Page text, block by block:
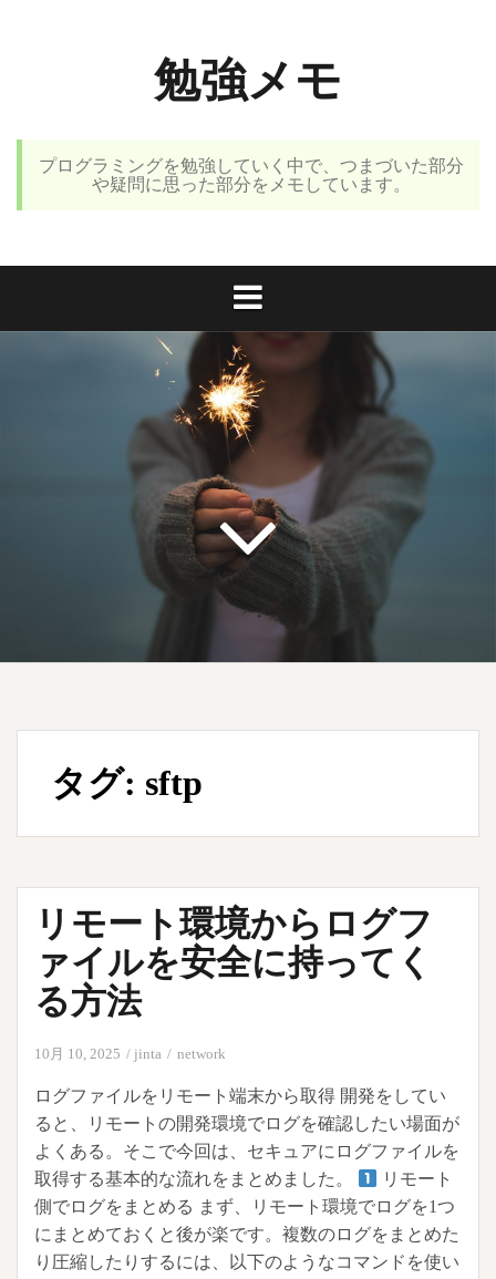
プ
勉強メモ
プログラミングを勉強していく中で、つまづいた部分
や疑問に思った部分をメモしています。
タグ: sftp
リモート環境からログフ
ァイルを安全に持ってく
る方法
10月 10, 2025 jinta network
ログファイルをリモート端末から取得 開発をしてい
ると、リモートの開発環境でログを確認したい場面が
よくある。そこで今回は、セキュアにログファイルを
取得する基本的な流れをまとめました。
リモート
側でログをまとめる まず、リモート環境でログを1つ
にまとめておくと後が楽です。複数のログをまとめた
り圧縮したりするには、以下のようなコマンドを使い